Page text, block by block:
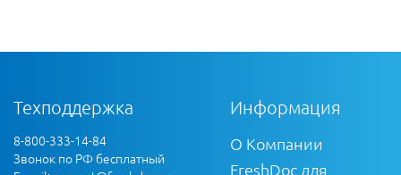
Техподдержка
8-800-333-14-84
Звонок по РФ бесплатный
Информация
О Компании
FreshDoc для